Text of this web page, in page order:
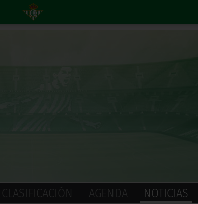
CLASIFICACIÓN AGENDA NOTICIAS